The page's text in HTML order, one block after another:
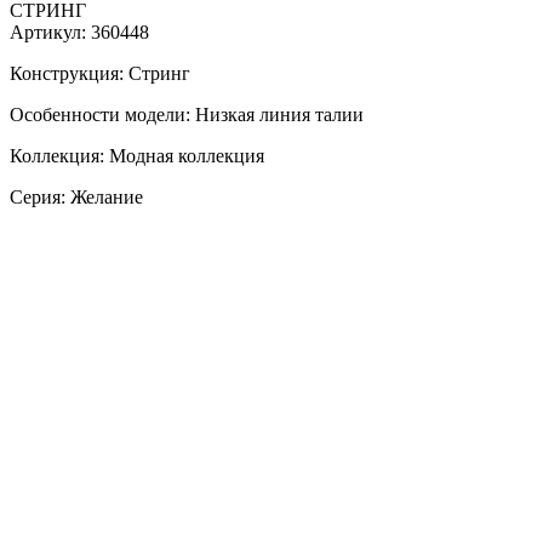
СТРИНГ
Артикул: 360448
Конструкция: Стринг
Особенности модели: Низкая линия талии
Коллекция: Модная коллекция
Серия: Желание